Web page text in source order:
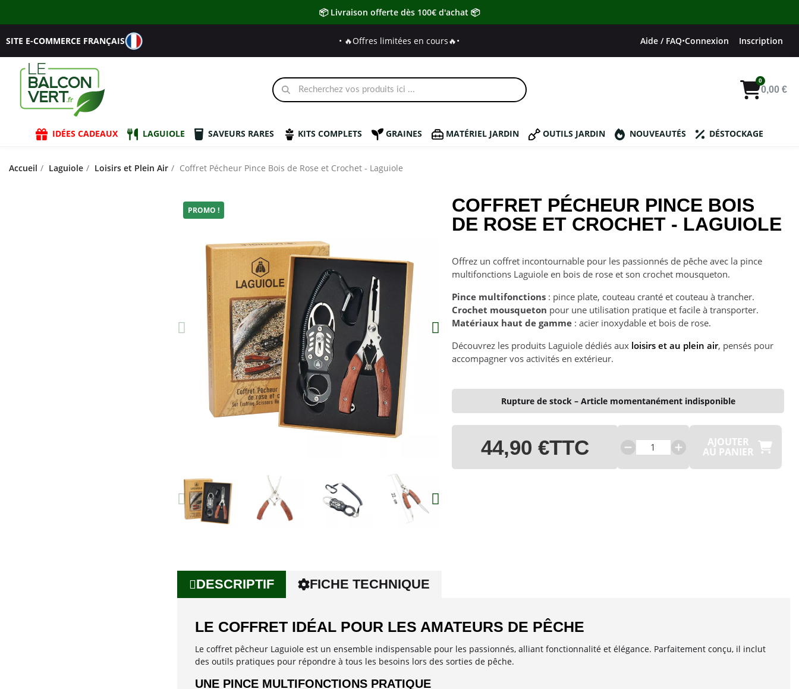
📦 Livraison offerte dès 100€ d'achat 📦
SITE E-COMMERCE FRANÇAIS • 🔥Offres limitées en cours🔥• Aide / FAQ•Connexion Inscription
0,00 €
IDÉES CADEAUX LAGUIOLE SAVEURS RARES KITS COMPLETS GRAINES MATÉRIEL JARDIN OUTILS JARDIN NOUVEAUTÉS DÉSTOCKAGE
Accueil Laguiole Loisirs et Plein Air Coffret Pécheur Pince Bois de Rose et Crochet - Laguiole
PROMO !
COFFRET PÉCHEUR PINCE BOIS
DE ROSE ET CROCHET - LAGUIOLE
Offrez un coffret incontournable pour les passionnés de pêche avec la pince
multifonctions Laguiole en bois de rose et son crochet mousqueton.
Pince multifonctions : pince plate, couteau cranté et couteau à trancher.
Crochet mousqueton pour une utilisation pratique et facile à transporter.
Matériaux haut de gamme : acier inoxydable et bois de rose.
Découvrez les produits Laguiole dédiés aux loisirs et au plein air, pensés pour
accompagner vos activités en extérieur.
Rupture de stock – Article momentanément indisponible
44,90 €TTC AJOUTER
AU PANIER
DESCRIPTIF FICHE TECHNIQUE
LE COFFRET IDÉAL POUR LES AMATEURS DE PÊCHE
Le coffret pêcheur Laguiole est un ensemble indispensable pour les passionnés, alliant fonctionnalité et élégance. Parfaitement conçu, il inclut
des outils pratiques pour répondre à tous les besoins lors des sorties de pêche.
UNE PINCE MULTIFONCTIONS PRATIQUE